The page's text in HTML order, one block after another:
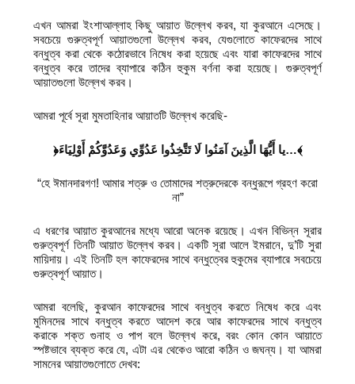
এখন আমরা ইংশাআল্লাহ কিছু আয়াত উল্লেখ করব, যা কুরআনে এসেছে।
সবচেয়ে গুরুত্বপূর্ণ আয়াতগুলো উল্লেখ করব, যেগুলোতে কাফেরদের সাথে
বন্ধুত্ব করা থেকে কঠোরভাবে নিষেধ করা হয়েছে এবং যারা কাফেরদের সাথে
বন্ধুত্ব করে তাদের ব্যাপারে কঠিন হুকুম বর্ণনা করা হয়েছে। গুরুত্বপূর্ণ
আয়াতগুলো উল্লেখ করব।
আমরা পূর্বে সূরা মুমতাহিনার আয়াতটি উল্লেখ করেছি-
﴿يا أَيُّهَا الَّذِينَ آمَنُوا لَا تَتَّخِذُوا عَدُوِّي وَعَدُوَّكُمْ أَوْلِيَاءَ…﴾
“হে ঈমানদারগণ! আমার শত্রু ও তোমাদের শত্রুদেরকে বন্ধুরূপে গ্রহণ করো
না”
এ ধরণের আয়াত কুরআনের মধ্যে আরো অনেক রয়েছে। এখন বিভিন্ন সূরার
গুরুত্বপূর্ণ তিনটি আয়াত উল্লেখ করব। একটি সূরা আলে ইমরানে, দু’টি সুরা
মায়িদায়। এই তিনটি হল কাফেরদের সাথে বন্ধুত্বের হুকুমের ব্যাপারে সবচেয়ে
গুরুত্বপূর্ণ আয়াত।
আমরা বলেছি, কুরআন কাফেরদের সাথে বন্ধুত্ব করতে নিষেধ করে এবং
মুমিনদের সাথে বন্ধুত্ব করতে আদেশ করে আর কাফেরদের সাথে বন্ধুত্ব
করাকে শক্ত গুনাহ ও পাপ বলে উল্লেখ করে, বরং কোন কোন আয়াতে
স্পষ্টভাবে ব্যক্ত করে যে, এটা এর থেকেও আরো কঠিন ও জঘন্য। যা আমরা
সামনের আয়াতগুলোতে দেখব: